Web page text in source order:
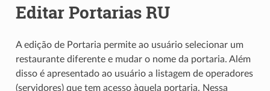
Editar Portarias RU
A edição de Portaria permite ao usuário selecionar um
restaurante diferente e mudar o nome da portaria. Além
disso é apresentado ao usuário a listagem de operadores
(servidores) que tem acesso àquela portaria. Nessa